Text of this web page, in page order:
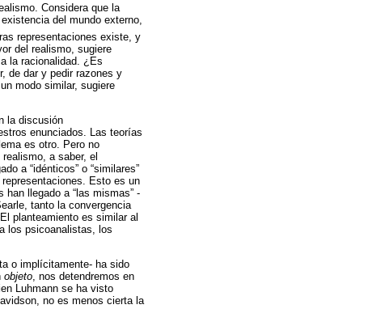
Considera que la
del mundo externo,
representaciones existe, y
del realismo, sugiere
la racionalidad. ¿Es
de dar y pedir razones y
modo similar, sugiere
la discusión
enunciados. Las teorías
es otro. Pero no
a saber, el
a “idénticos” o “similares”
Esto es un
llegado a “las mismas” -
tanto la convergencia
planteamiento es similar al
los psicoanalistas, los
o implícitamente- ha sido
objeto, nos detendremos en
Luhmann se ha visto
no es menos cierta la